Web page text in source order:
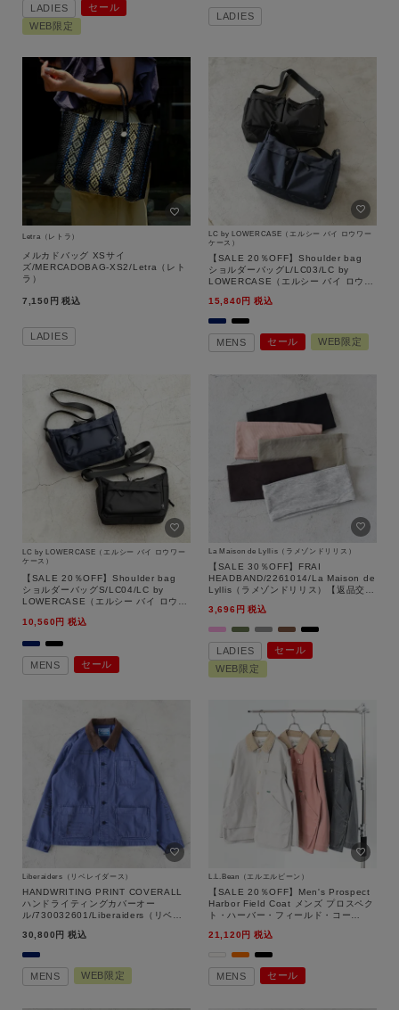
MENS LADIES
カテゴリ
サイズ
ブランド
LADIES
セール
WEB限定
LADIES
Letra（レトラ）
メルカドバッグ XSサイ
ズ/MERCADOBAG-XS2/Letra（レト
ラ）
7,150 税込
LADIES
LC by LOWERCASE（エルシー バイ ロウワー
ケース）
【SALE 20％OFF】Shoulder bag
ショルダーバッグL/LC03/LC by
LOWERCASE（エルシー バイ ロウワ
15,840
税込
MENS セール WEB限定
LC by LOWERCASE（エルシー バイ ロウワー
ケース）
【SALE 20％OFF】Shoulder bag
ショルダーバッグS/LC04/LC by
LOWERCASE（エルシー バイ ロウワ
10,560
税込
MENS セール
La Maison de Lyllis（ラメゾンドリリス）
【SALE 30％OFF】FRAI
HEADBAND/2261014/La Maison de
Lyllis（ラメゾンドリリス）【返品交換
3,696
税込
LADIES
セール
WEB限定
Liberaiders（リベレイダース）
HANDWRITING PRINT COVERALL
ハンドライティングカバーオー
ル/730032601/Liberaiders（リベレ
30,800
税込
MENS WEB限定
L.L.Bean（エルエルビーン）
【SALE 20％OFF】Men's Prospect
Harbor Field Coat メンズ プロスペク
ト・ハーバー・フィールド・コー
ーン）【返品交換不可】
21,120 税込
MENS セール